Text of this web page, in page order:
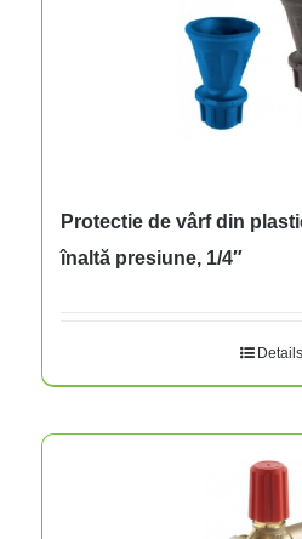
Protectie de vârf din
înaltă presiune, 1/4″
Details